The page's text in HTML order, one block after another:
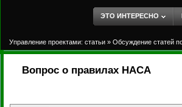
ЭТО ИНТЕРЕСНО
Управление проектами: статьи » Обсуждение статей
Вопрос о правилах НАСА